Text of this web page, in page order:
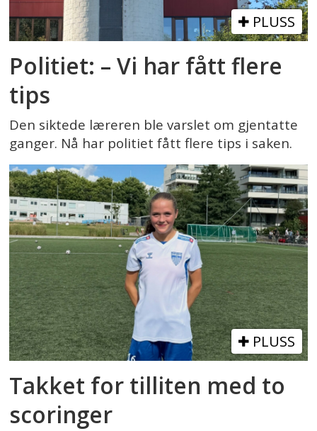
PLUSS
Politiet: – Vi har fått flere
tips
Den siktede læreren ble varslet om gjentatte
ganger. Nå har politiet fått flere tips i saken.
PLUSS
Takket for tilliten med to
scoringer